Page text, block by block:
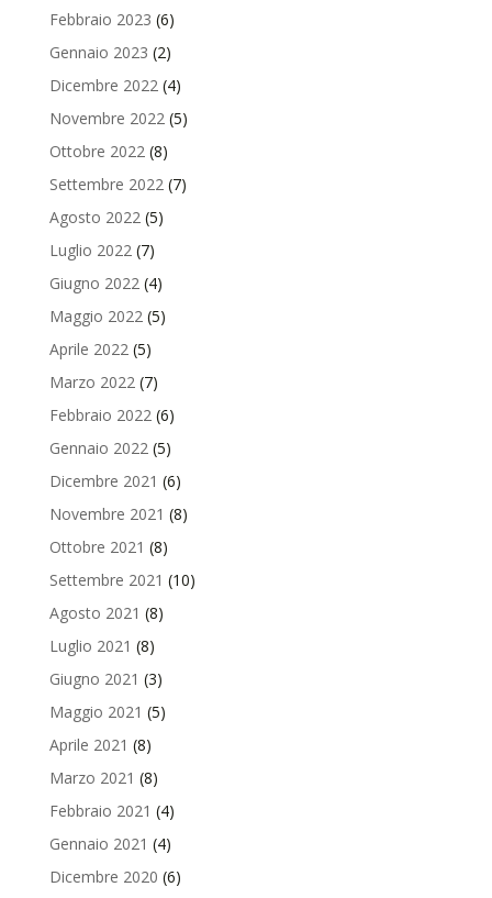
Febbraio 2023 (6)
Gennaio 2023 (2)
Dicembre 2022(4)
Novembre 2022(5)
Ottobre 2022(8)
Settembre 2022(7)
Agosto 2022(5)
Luglio 2022(7)
Giugno 2022(4)
Maggio 2022(5)
Aprile 2022(5)
Marzo 2022(7)
Febbraio 2022(6)
Gennaio 2022(5)
Dicembre 2021 (6)
Novembre 2021 (8)
Ottobre 2021 (8)
Settembre 2021 (10)
Agosto 2021 (8)
Luglio 2021 (8)
Giugno 2021 (3)
Maggio 2021 (5)
Aprile 2021 (8)
Marzo 2021 (8)
Febbraio 2021 (4)
Gennaio 2021 (4)
Dicembre 2020 (6)